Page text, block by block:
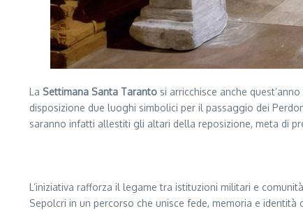
La Settimana Santa Taranto si arricchisce anche
disposizione due luoghi simbolici per il passaggio dei
saranno infatti allestiti gli altari della reposizione, meta di
L’iniziativa rafforza il legame tra istituzioni militari e
Sepolcri in un percorso che unisce fede, memoria e identità